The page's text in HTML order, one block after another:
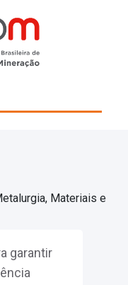
garantir
Materiais e